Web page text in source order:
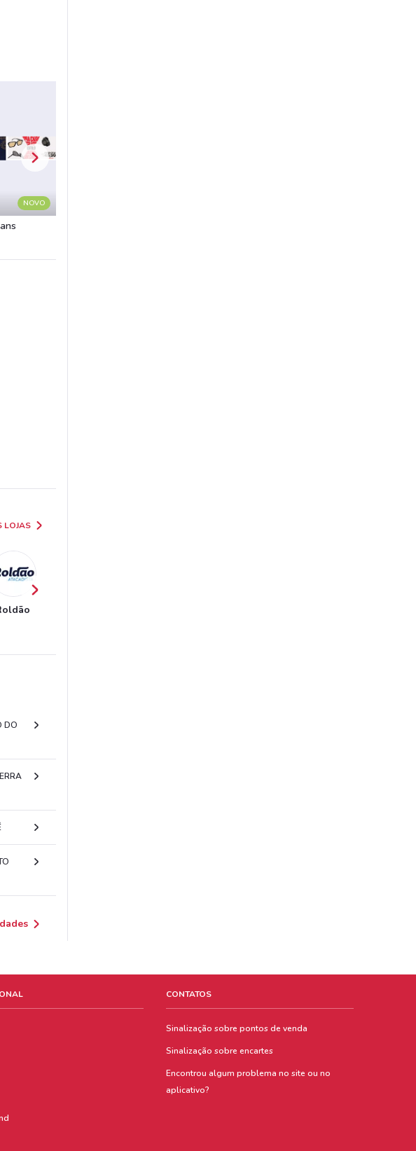
NOVO
LOJAS
DO
CONTATOS
Sinalização sobre pontos de venda
Sinalização sobre encartes
Encontrou algum problema no site ou no
aplicativo?